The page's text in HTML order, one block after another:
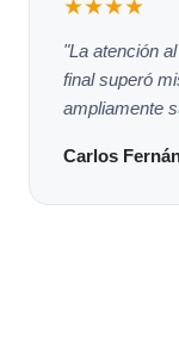
★★★★
"La atención
final superó
ampliamente
Carlos